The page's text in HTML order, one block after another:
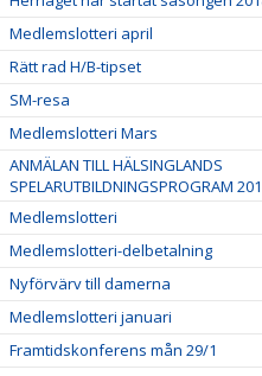
Medlemslotteri april
Rätt rad H/B-tipset
SM-resa
Medlemslotteri Mars
ANMÄLAN TILL HÄLSINGLANDS
SPELARUTBILDNINGSPROGRAM
Medlemslotteri
Medlemslotteri-delbetalning
Nyförvärv till damerna
Medlemslotteri januari
Framtidskonferens mån 29/1